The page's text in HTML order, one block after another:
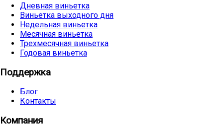
Дневная виньетка
Виньетка выходного дня
Недельная виньетка
Месячная виньетка
Трехмесячная виньетка
Годовая виньетка
Поддержка
Блог
Контакты
Компания